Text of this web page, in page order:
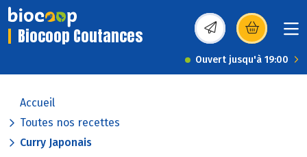
Biocoop Coutances (s’ouvre dans une
Ouvert jusqu'à 19:00
Accueil
Toutes nos recettes
Curry Japonais